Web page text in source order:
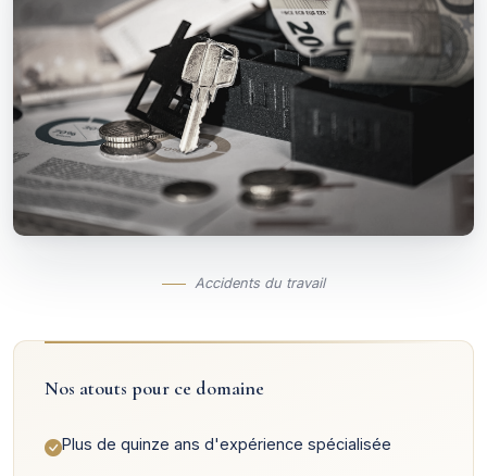
Accidents du travail
Nos atouts pour ce domaine
Plus de quinze ans d'expérience spécialisée